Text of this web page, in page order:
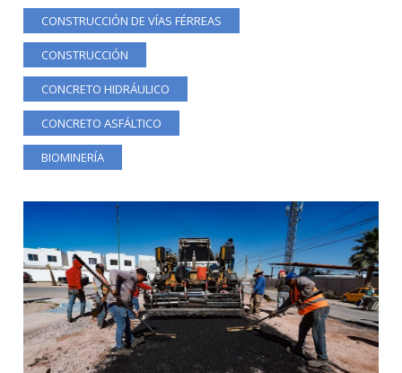
CONSTRUCCIÓN DE VÍAS FÉRREAS
CONSTRUCCIÓN
CONCRETO HIDRÁULICO
CONCRETO ASFÁLTICO
BIOMINERÍA